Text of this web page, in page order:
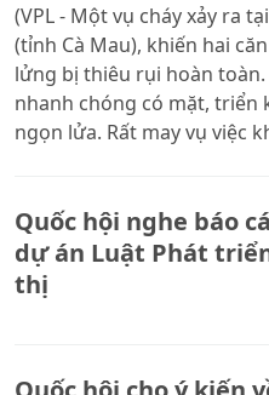
(VPL - Một vụ cháy xảy ra
(tỉnh Cà Mau), khiến hai
lửng bị thiêu rụi hoàn
nhanh chóng có mặt, triển
ngọn lửa. Rất may vụ việc
Quốc hội nghe báo
dự án Luật Phát
thị